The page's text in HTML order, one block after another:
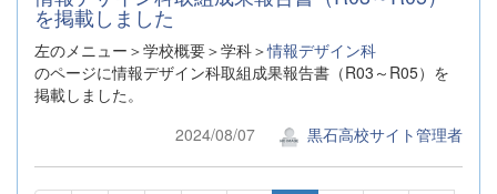
を掲載しました
左のメニュー＞学校概要＞学科＞情報デザイン科
のページに情報デザイン科取組成果報告書（R03～R05）を
掲載しました。
2024/08/07
黒石高校サイト管理者